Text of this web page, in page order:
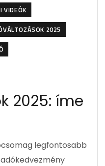
VIDEÓK
2025
2025: íme
legfontosabb